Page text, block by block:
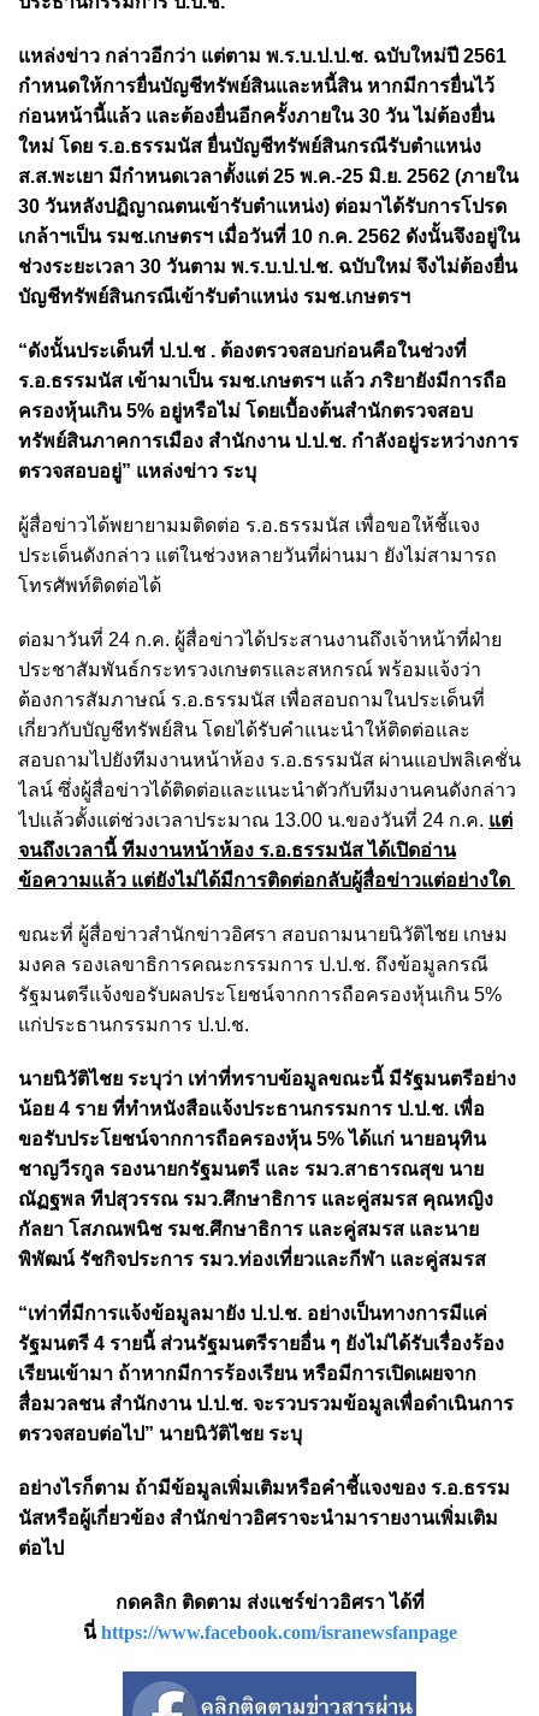
แหล่งข่าว กล่าวอีกว่า แต่ตาม พ.ร.บ.ป.ป.ช. ฉบับใหม่ปี 2561
กำหนดให้การยื่นบัญชีทรัพย์สินและหนี้สิน หากมีการยื่นไว้
ก่อนหน้านี้แล้ว และต้องยื่นอีกครั้งภายใน 30 วัน ไม่ต้องยื่น
ใหม่ โดย ร.อ.ธรรมนัส ยื่นบัญชีทรัพย์สินกรณีรับตำแหน่ง
ส.ส.พะเยา มีกำหนดเวลาตั้งแต่ 25 พ.ค.-25 มิ.ย. 2562 (ภายใน
30 วันหลังปฏิญาณตนเข้ารับตำแหน่ง) ต่อมาได้รับการโปรด
เกล้าฯเป็น รมช.เกษตรฯ เมื่อวันที่ 10 ก.ค. 2562 ดังนั้นจึงอยู่ใน
ช่วงระยะเวลา 30 วันตาม พ.ร.บ.ป.ป.ช. ฉบับใหม่ จึงไม่ต้องยื่น
บัญชีทรัพย์สินกรณีเข้ารับตำแหน่ง รมช.เกษตรฯ
“ดังนั้นประเด็นที่ ป.ป.ช . ต้องตรวจสอบก่อนคือในช่วงที่
ร.อ.ธรรมนัส เข้ามาเป็น รมช.เกษตรฯ แล้ว ภริยายังมีการถือ
ครองหุ้นเกิน 5% อยู่หรือไม่ โดยเบื้องต้นสำนักตรวจสอบ
ทรัพย์สินภาคการเมือง สำนักงาน ป.ป.ช. กำลังอยู่ระหว่างการ
ตรวจสอบอยู่” แหล่งข่าว ระบุ
ผู้สื่อข่าวได้พยายามมติดต่อ ร.อ.ธรรมนัส เพื่อขอให้ชี้แจง
ประเด็นดังกล่าว แต่ในช่วงหลายวันที่ผ่านมา ยังไม่สามารถ
โทรศัพท์ติดต่อได้
ต่อมาวันที่ 24 ก.ค. ผู้สื่อข่าวได้ประสานงานถึงเจ้าหน้าที่ฝ่าย
ประชาสัมพันธ์กระทรวงเกษตรและสหกรณ์ พร้อมแจ้งว่า
ต้องการสัมภาษณ์ ร.อ.ธรรมนัส เพื่อสอบถามในประเด็นที่
เกี่ยวกับบัญชีทรัพย์สิน โดยได้รับคำแนะนำให้ติดต่อและ
สอบถามไปยังทีมงานหน้าห้อง ร.อ.ธรรมนัส ผ่านแอปพลิเคชั่น
ไลน์ ซึ่งผู้สื่อข่าวได้ติดต่อและแนะนำตัวกับทีมงานคนดังกล่าว
ไปแล้วตั้งแต่ช่วงเวลาประมาณ 13.00 น.ของวันที่ 24 ก.ค. แต่
จนถึงเวลานี้ ทีมงานหน้าห้อง ร.อ.ธรรมนัส ได้เปิดอ่าน
ข้อความแล้ว แต่ยังไม่ได้มีการติดต่อกลับผู้สื่อข่าวแต่อย่างใด
ขณะที่ ผู้สื่อข่าวสำนักข่าวอิศรา สอบถามนายนิวัติไชย เกษม
มงคล รองเลขาธิการคณะกรรมการ ป.ป.ช. ถึงข้อมูลกรณี
รัฐมนตรีแจ้งขอรับผลประโยชน์จากการถือครองหุ้นเกิน 5%
แก่ประธานกรรมการ ป.ป.ช.
นายนิวัติไชย ระบุว่า เท่าที่ทราบข้อมูลขณะนี้ มีรัฐมนตรีอย่าง
น้อย 4 ราย ที่ทำหนังสือแจ้งประธานกรรมการ ป.ป.ช. เพื่อ
ขอรับประโยชน์จากการถือครองหุ้น 5% ได้แก่ นายอนุทิน
ชาญวีรกูล รองนายกรัฐมนตรี และ รมว.สาธารณสุข นาย
ณัฏฐพล ทีปสุวรรณ รมว.ศึกษาธิการ และคู่สมรส คุณหญิง
กัลยา โสภณพนิช รมช.ศึกษาธิการ และคู่สมรส และนาย
พิพัฒน์ รัชกิจประการ รมว.ท่องเที่ยวและกีฬา และคู่สมรส
“เท่าที่มีการแจ้งข้อมูลมายัง ป.ป.ช. อย่างเป็นทางการมีแค่
รัฐมนตรี 4 รายนี้ ส่วนรัฐมนตรีรายอื่น ๆ ยังไม่ได้รับเรื่องร้อง
เรียนเข้ามา ถ้าหากมีการร้องเรียน หรือมีการเปิดเผยจาก
สื่อมวลชน สำนักงาน ป.ป.ช. จะรวบรวมข้อมูลเพื่อดำเนินการ
ตรวจสอบต่อไป” นายนิวัติไชย ระบุ
อย่างไรก็ตาม ถ้ามีข้อมูลเพิ่มเติมหรือคำชี้แจงของ ร.อ.ธรรม
นัสหรือผู้เกี่ยวข้อง สำนักข่าวอิศราจะนำมารายงานเพิ่มเติม
ต่อไป
กดคลิก ติดตาม ส่งแชร์ข่าวอิศรา ได้ที่
นี่ https://www.facebook.com/isranewsfanpage